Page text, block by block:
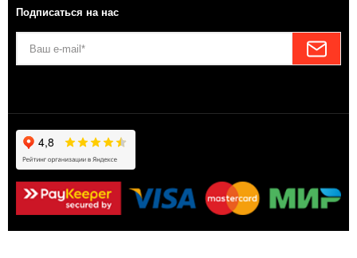
Подписаться на нас